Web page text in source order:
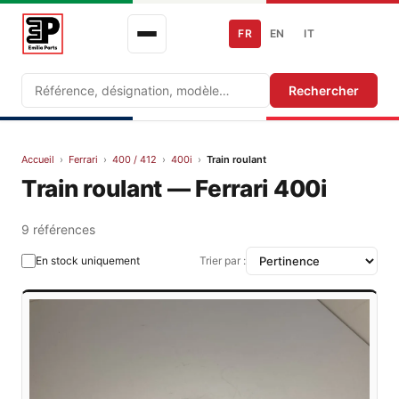
Recherche Rechercher
FR EN IT
Accueil › Ferrari › 400 / 412 › 400i › Train roulant
Train roulant — Ferrari 400i
9 références
En stock uniquement Trier par :